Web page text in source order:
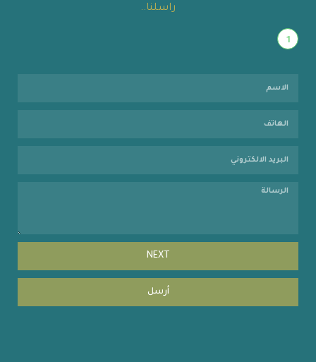
راسلنا..
1
NEXT
أرسل